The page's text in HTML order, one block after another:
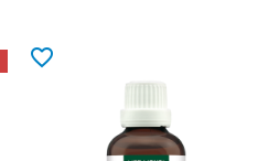
favorite_border